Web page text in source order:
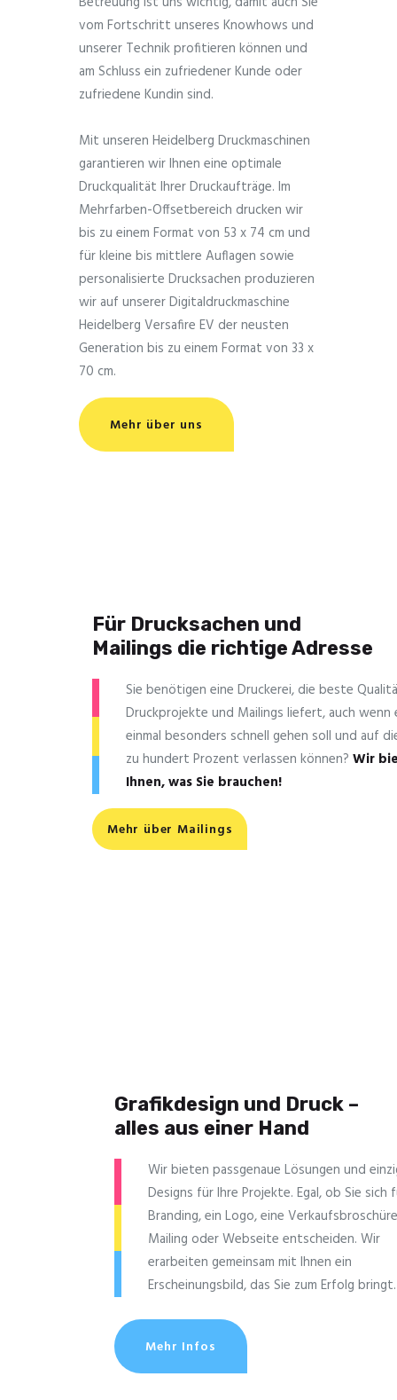
vom Fortschritt unseres Knowhows und
unserer Technik profitieren können und
am Schluss ein zufriedener Kunde oder
zufriedene Kundin sind.
Mit unseren Heidelberg Druckmaschinen
garantieren wir Ihnen eine optimale
Druckqualität Ihrer Druckaufträge. Im
Mehrfarben-Offsetbereich drucken wir
bis zu einem Format von 53 x 74 cm und
für kleine bis mittlere Auflagen sowie
personalisierte Drucksachen produzieren
wir auf unserer Digitaldruckmaschine
Heidelberg Versafire EV der neusten
Generation bis zu einem Format von 33 x
70 cm.
Mehr über uns
Für Drucksachen und
Mailings die richtige Adresse
Sie benötigen eine Druckerei, die beste
Druckprojekte und Mailings liefert, auch wenn
einmal besonders schnell gehen soll und auf
zu hundert Prozent verlassen können? Wir
Ihnen, was Sie brauchen!
Mehr über Mailings
Grafikdesign und Druck –
alles aus einer Hand
Wir bieten passgenaue Lösungen und
Designs für Ihre Projekte. Egal, ob Sie sich
Branding, ein Logo, eine
Mailing oder Webseite entscheiden. Wir
erarbeiten gemeinsam mit Ihnen ein
Erscheinungsbild, das Sie zum Erfolg bringt.
Mehr Infos